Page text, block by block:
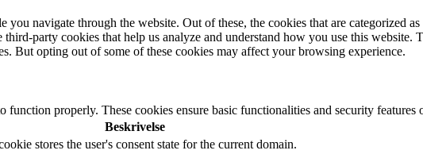
navigate through the website. Out of these, the cookies that are categorized
party cookies that help us analyze and understand how you use this
But opting out of some of these cookies may affect your browsing experience.
function properly. These cookies ensure basic functionalities and security features
Beskrivelse
stores the user's consent state for the current domain.